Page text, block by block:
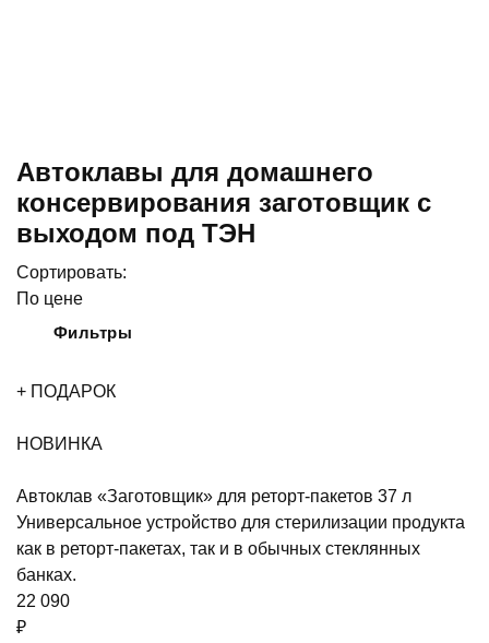
Автоклавы для домашнего
консервирования заготовщик с
выходом под ТЭН
Сортировать:
По цене
Фильтры
+ ПОДАРОК
НОВИНКА
Автоклав «Заготовщик» для реторт-пакетов 37 л
Универсальное устройство для стерилизации продукта
как в реторт-пакетах, так и в обычных стеклянных
банках.
22 090
₽